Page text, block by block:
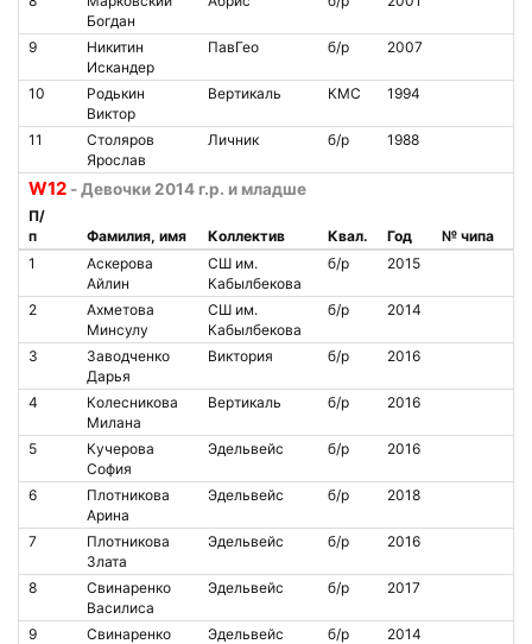
Богдан
9
Никитин
Искандер
ПавГео б/р 2007
10
Родькин
Виктор
Вертикаль КМС 1994
11
Столяров
Ярослав
Личник б/р 1988
W12 - Девочки 2014 г.р. и младше
П/
п
Фамилия, имя Коллектив Квал. Год
№ чипа
1
Аскерова
Айлин
СШ им.
Кабылбекова
б/р 2015
2
Ахметова
Минсулу
СШ им.
Кабылбекова
б/р 2014
3
Заводченко
Дарья
Виктория б/р 2016
4
Колесникова
Милана
Вертикаль б/р 2016
5
Кучерова
София
Эдельвейс б/р 2016
6
Плотникова
Арина
Эдельвейс б/р 2018
7
Плотникова
Злата
Эдельвейс б/р 2016
8
Свинаренко
Василиса
Эдельвейс б/р 2017
9
Свинаренко
Эдельвейс б/р 2014